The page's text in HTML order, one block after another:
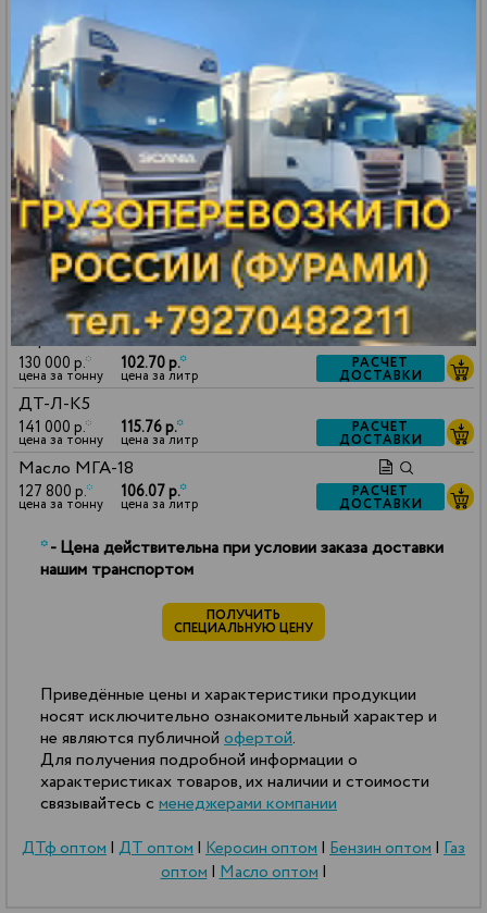
СУГ ПБТ
59 500 р.
цена за тонну
32.13 р.*
цена за литр
Бензин АИ-92 авто
151 000 р. *
цена за тонну цена за литр
РАСЧЕТ
ДОСТАВКИ
Бензин АИ-95 авто
161 000 р.
цена за тонну
121.23 р.*
цена за литр
РАСЧЕТ
ДОСТАВКИ
Масло МГ-8
140 000 р.*
цена за тонну
114.80 р.*
цена за литр
РАСЧЕТ
ДОСТАВКИ
Масло VHVI-6
127 800 р.*
цена за тонну
105.43 р.*
цена за литр
РАСЧЕТ
ДОСТАВКИ
Керосин ТС-1
130 000 р.*
цена за тонну
102.70 р.*
цена за литр
РАСЧЕТ
ДОСТАВКИ
ДТ-Л-К5
141 000 р.*
цена за тонну
115.76 р.*
цена за литр
РАСЧЕТ
ДОСТАВКИ
Масло МГА-18
127 800 р.*
цена за тонну
106.07 р.*
цена за литр
РАСЧЕТ
ДОСТАВКИ
*- Цена действительна при условии заказа доставки
нашим транспортом
ПОЛУЧИТЬ
СПЕЦИАЛЬНУЮ ЦЕНУ
Приведённые цены и характеристики продукции
носят исключительно ознакомительный характер и
не являются публичной офертой.
Для получения подробной информации о
характеристиках товаров, их наличии и стоимости
связывайтесь с менеджерами компании
ДТф оптом| ДТ оптом| Керосин оптом| Бензин оптом| Газ
оптом|Масло оптом|